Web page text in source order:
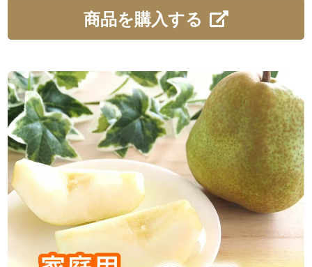
商品を購入する